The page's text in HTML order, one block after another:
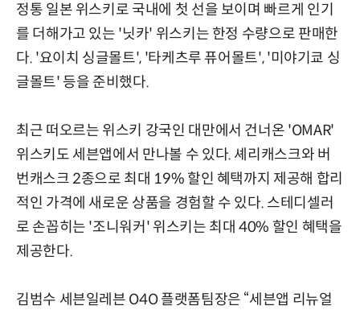
정통 일본 위스키로 국내에 첫 선을 보이며 빠르게 인기
를 더해가고 있는 '닛카' 위스키는 한정 수량으로 판매한
다. '요이치 싱글몰트', '타케츠루 퓨어몰트', '미야기쿄 싱
글몰트' 등을 준비했다.
최근 떠오르는 위스키 강국인 대만에서 건너온 'OMAR'
위스키도 세븐앱에서 만나볼 수 있다. 셰리캐스크와 버
번캐스크 2종으로 최대 19% 할인 혜택까지 제공해 합리
적인 가격에 새로운 상품을 경험할 수 있다. 스테디셀러
로 손꼽히는 '조니워커' 위스키는 최대 40% 할인 혜택을
제공한다.
김범수 세븐일레븐 O4O 플랫폼팀장은 “세븐앱 리뉴얼